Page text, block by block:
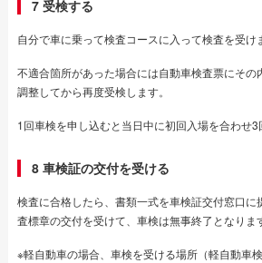
7 受検する
自分で車に乗って検査コースに入って検査を受け
不適合箇所があった場合には自動車検査票にその
調整してから再度受検します。
1回車検を申し込むと当日中に初回入場を合わせ3
8 車検証の交付を受ける
検査に合格したら、書類一式を車検証交付窓口に
査標章の交付を受けて、車検は無事終了となりま
※軽自動車の場合、車検を受ける場所（軽自動車